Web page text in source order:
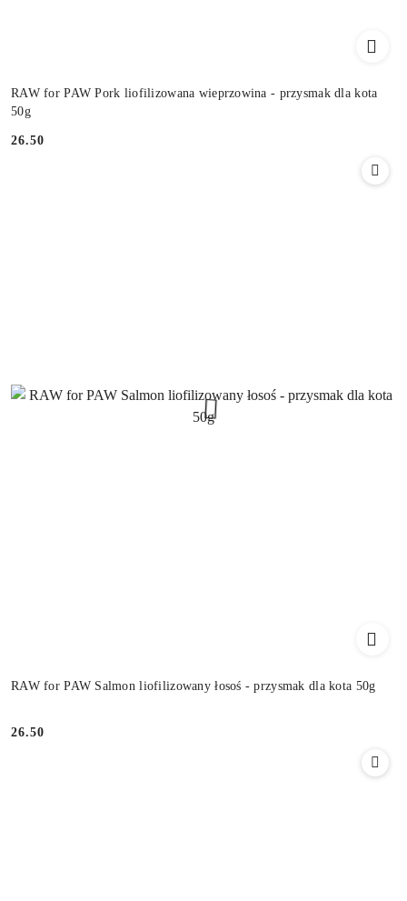
RAW for PAW Pork liofilizowana wieprzowina - przysmak dla kota
50g
Cena:
26.50
RAW for PAW Salmon liofilizowany łosoś - przysmak dla kota 50g
Cena:
26.50